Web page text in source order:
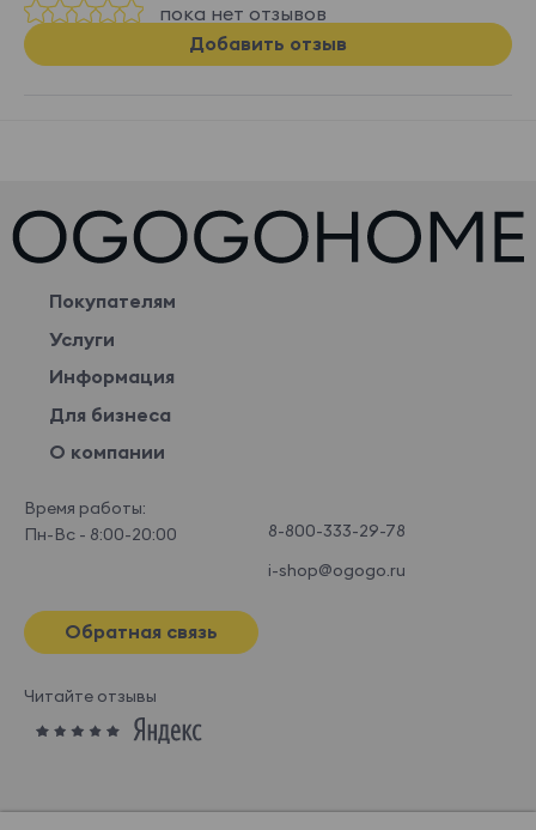
пока нет отзывов
Добавить отзыв
Покупателям
Услуги
Информация
Для бизнеса
О компании
Время работы:
Пн-Вс - 8:00-20:00
8-800-333-29-78
i-shop@ogogo.ru
Обратная связь
Читайте отзывы